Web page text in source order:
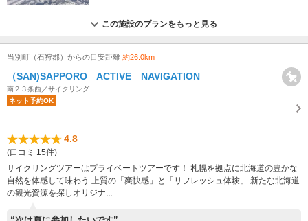
この施設のプランをもっと見る
当別町（石狩郡）からの目安距離 約26.0km
（SAN)SAPPORO ACTIVE NAVIGATION
南２３条西／サイクリング
ネット予約OK
4.8
(口コミ 15件)
サイクリングツアーはプライベートツアーです！ 札幌を拠点に北海道の豊かな
自然を体感して味わう 上質の「爽快感」と「リフレッシュ体験」 新たな北海道
の観光資源を探しオリジナ...